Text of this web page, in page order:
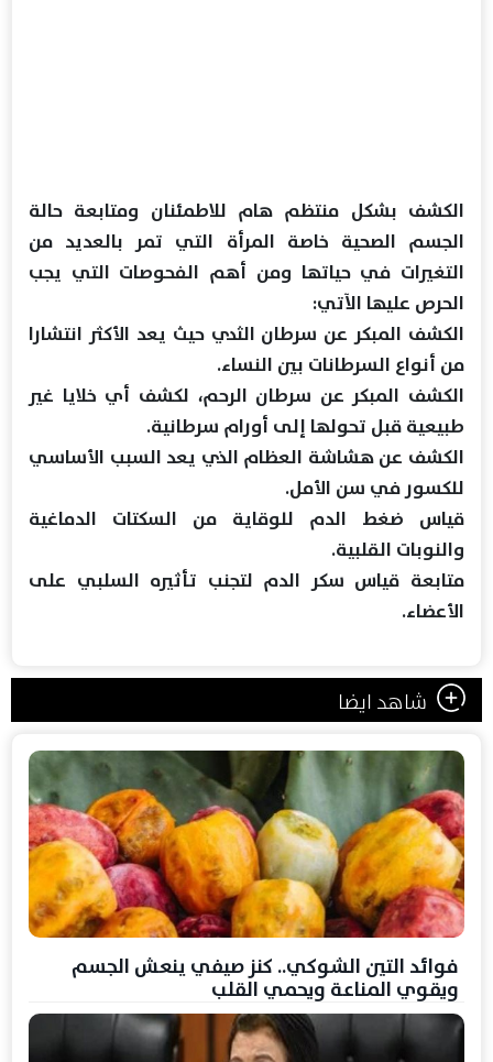
الكشف بشكل منتظم هام للاطمئنان ومتابعة حالة
الجسم الصحية خاصة المرأة التي تمر بالعديد من
التغيرات في حياتها ومن أهم الفحوصات التي يجب
الحرص عليها الآتي:
الكشف المبكر عن سرطان الثدي حيث يعد الأكثر انتشارا
من أنواع السرطانات بين النساء.
الكشف المبكر عن سرطان الرحم، لكشف أي خلايا غير
طبيعية قبل تحولها إلى أورام سرطانية.
الكشف عن هشاشة العظام الذي يعد السبب الأساسي
للكسور في سن الأمل.
قياس ضغط الدم للوقاية من السكتات الدماغية
والنوبات القلبية.
متابعة قياس سكر الدم لتجنب تأثيره السلبي على
الأعضاء.
شاهد ايضا
فوائد التين الشوكي.. كنز صيفي ينعش الجسم
ويقوي المناعة ويحمي القلب